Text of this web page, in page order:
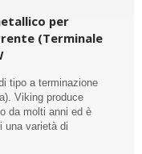
per
(Terminale
tipo a terminazione
Viking produce
da molti anni ed è
una varietà di